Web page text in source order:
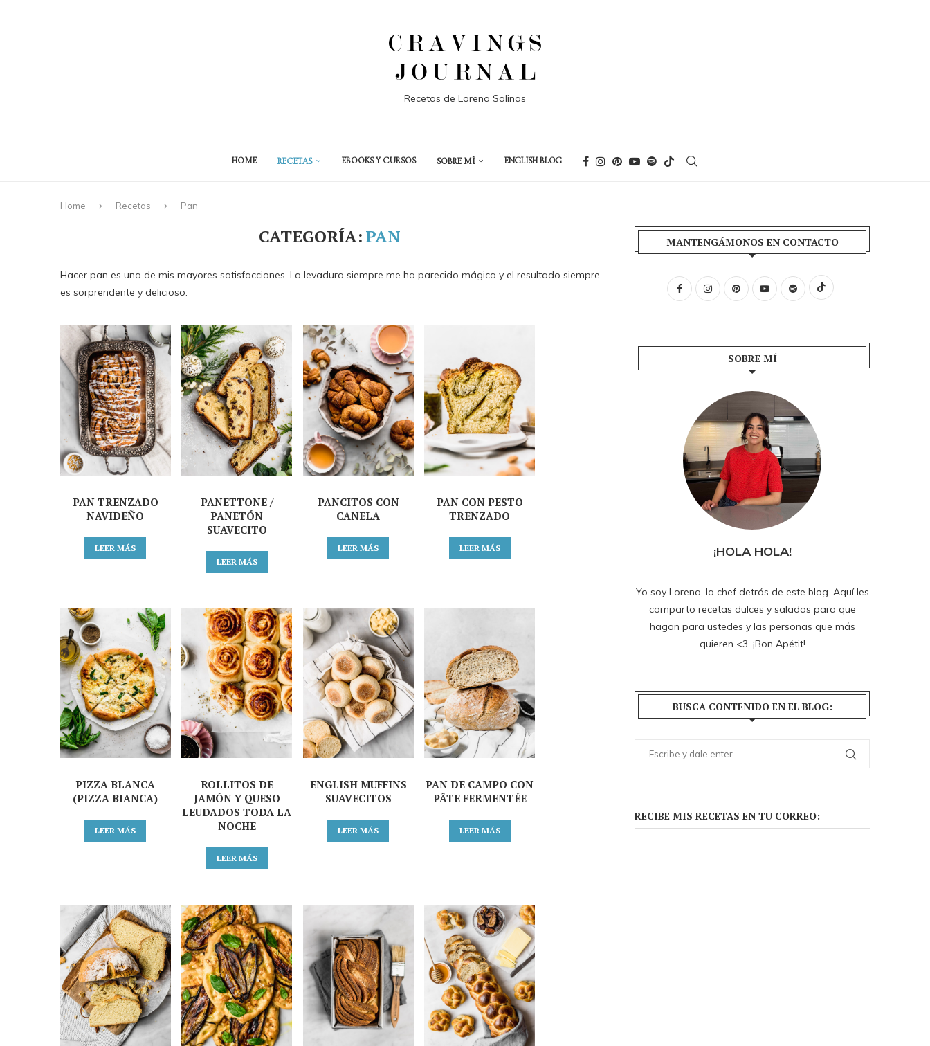
Recetas de Lorena Salinas
HOME RECETAS EBOOKS Y CURSOS SOBRE MÍ ENGLISH BLOG
Home Recetas Pan
CATEGORÍA:PAN
Hacer pan es una de mis mayores satisfacciones. La levadura siempre me ha parecido mágica y el resultado siempre
es sorprendente y delicioso.
PAN TRENZADO
NAVIDEÑO
LEER MÁS
PANETTONE /
PANETÓN
SUAVECITO
LEER MÁS
PANCITOS CON
CANELA
LEER MÁS
PAN CON PESTO
TRENZADO
LEER MÁS
PIZZA BLANCA
(PIZZA BIANCA)
LEER MÁS
ROLLITOS DE
JAMÓN Y QUESO
LEUDADOS TODA LA
NOCHE
LEER MÁS
ENGLISH MUFFINS
SUAVECITOS
LEER MÁS
PAN DE CAMPO CON
PÂTE FERMENTÉE
LEER MÁS
MANTENGÁMONOS EN CONTACTO
SOBRE MÍ
¡HOLA HOLA!
Yo soy Lorena, la chef detrás de este blog. Aquí les
comparto recetas dulces y saladas para que
hagan para ustedes y las personas que más
quieren <3. ¡Bon Apétit!
BUSCA CONTENIDO EN EL BLOG:
RECIBE MIS RECETAS EN TU CORREO: